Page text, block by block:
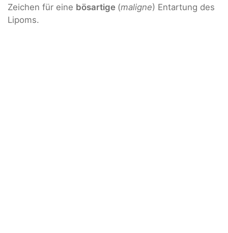
Zeichen für eine bösartige (maligne) Entartung des
Lipoms.